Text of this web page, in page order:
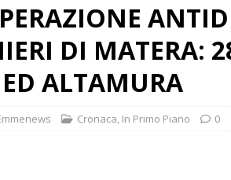
DI MATERA:
ALTAMURA
Cronaca, In Primo Piano 0